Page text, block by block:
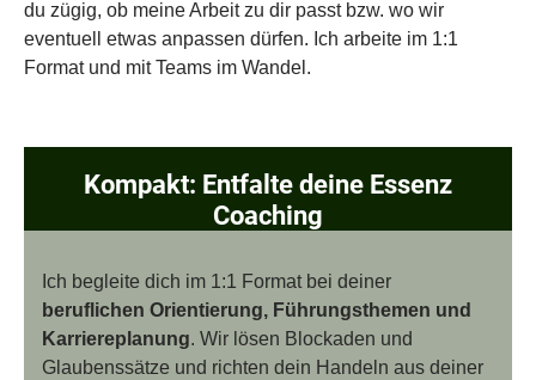
du zügig, ob meine Arbeit zu dir passt bzw. wo wir
eventuell etwas anpassen dürfen. Ich arbeite im 1:1
Format und mit Teams im Wandel.
Kompakt: Entfalte deine Essenz
Coaching
Ich begleite dich im 1:1 Format bei deiner
beruflichen Orientierung, Führungsthemen und
Karriereplanung. Wir lösen Blockaden und
Glaubenssätze und richten dein Handeln aus deiner